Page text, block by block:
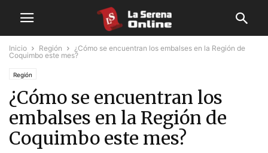
Inicio Región
¿Cómo se encuentran los embalses en la Región de
Coquimbo este mes?
Región
¿Cómo se encuentran los
embalses en la Región de
Coquimbo este mes?